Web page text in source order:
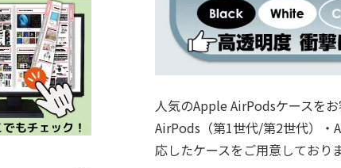
人気のApple AirPodsケースを
AirPods（第1世代/第2世代）・
応したケースをご用意しておりま